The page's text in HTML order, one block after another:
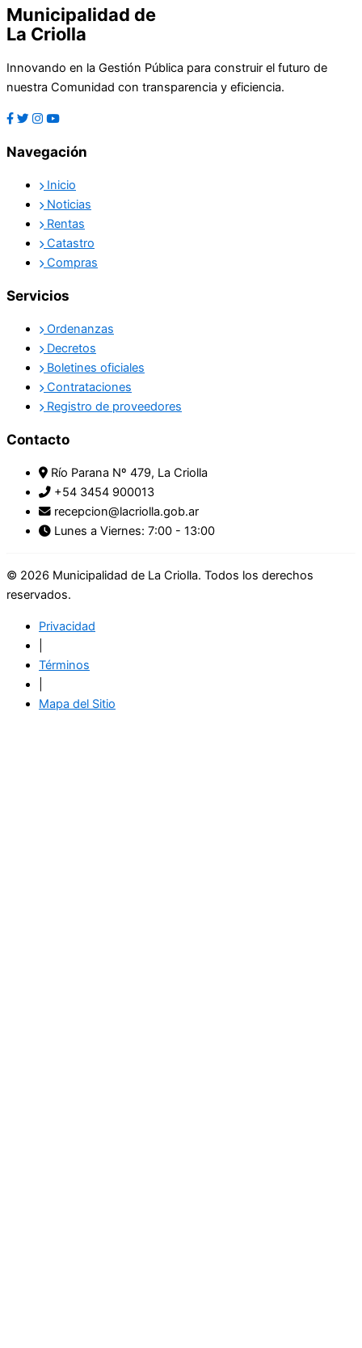
Municipalidad de
La Criolla
Innovando en la Gestión Pública para construir el futuro de
nuestra Comunidad con transparencia y eficiencia.
Navegación
Inicio
Noticias
Rentas
Catastro
Compras
Servicios
Ordenanzas
Decretos
Boletines oficiales
Contrataciones
Registro de proveedores
Contacto
Río Parana Nº 479, La Criolla
+54 3454 900013
recepcion@lacriolla.gob.ar
Lunes a Viernes: 7:00 - 13:00
© 2026 Municipalidad de La Criolla. Todos los derechos
reservados.
Privacidad
Términos
Mapa del Sitio